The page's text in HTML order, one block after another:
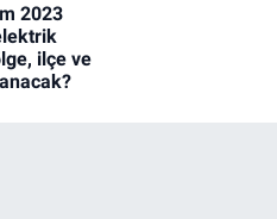
2023
ilçe ve